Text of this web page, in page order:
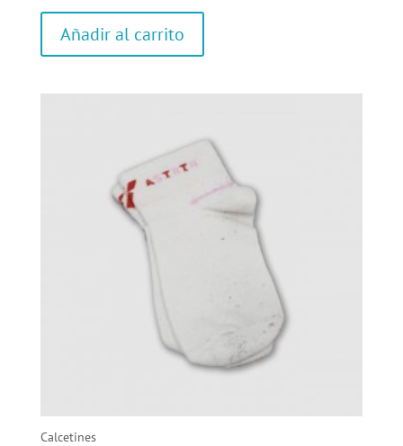
Añadir al carrito
Calcetines